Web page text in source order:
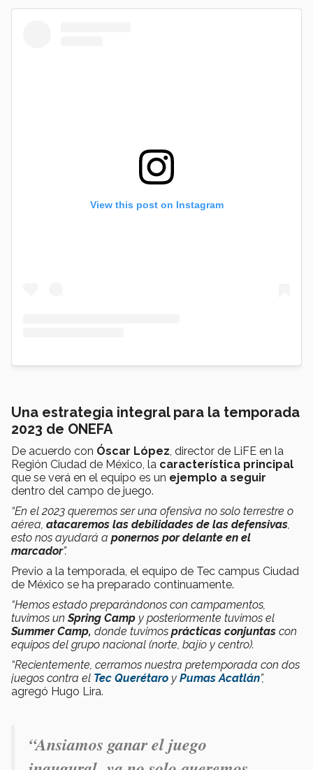
View this post on Instagram
Una estrategia integral para la temporada
2023 de ONEFA
De acuerdo con Óscar López, director de LiFE en la
Región Ciudad de México, la característica principal
que se verá en el equipo es un ejemplo a seguir
dentro del campo de juego.
“En el 2023 queremos seruna ofensiva no solo terrestre o
aérea, atacaremos las debilidades de las defensivas,
esto nos ayudará a ponernos por delante en el
marcador”.
Previo a la temporada, el equipo de Tec campus Ciudad
de México se ha preparado continuamente.
“Hemos estado preparándonos con campamentos,
tuvimos unSpring Camp y posteriormente tuvimos el
Summer Camp, donde tuvimos prácticas conjuntas con
equipos del grupo nacional (norte, bajío y centro).
“Recientemente, cerramos nuestra pretemporada con dos
juegos contra el Tec Querétaro y Pumas Acatlán”,
agregó Hugo Lira.
“Ansiamosganar el juego